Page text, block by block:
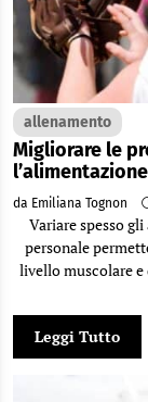
allenamento
Migliorare le
da Emiliana Tognon
Variare spesso
personale
livello muscolare
Leggi Tutto